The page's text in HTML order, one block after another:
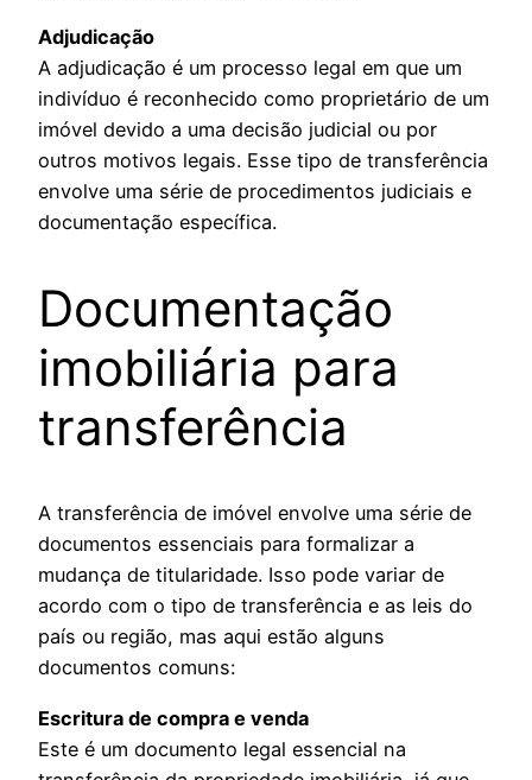
Adjudicação
A adjudicação é um processo legal em que um
indivíduo é reconhecido como proprietário de um
imóvel devido a uma decisão judicial ou por
outros motivos legais. Esse tipo de transferência
envolve uma série de procedimentos judiciais e
documentação específica.
Documentação
imobiliária para
transferência
A transferência de imóvel envolve uma série de
documentos essenciais para formalizar a
mudança de titularidade. Isso pode variar de
acordo com o tipo de transferência e as leis do
país ou região, mas aqui estão alguns
documentos comuns:
Escritura de compra e venda
Este é um documento legal essencial na